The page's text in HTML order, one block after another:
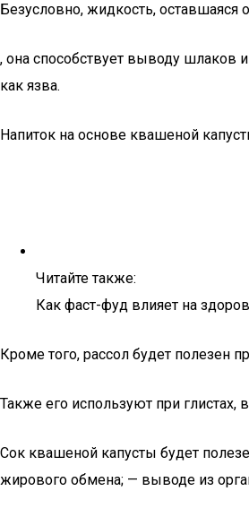
Безусловно, жидкость, оставшаяся
, она способствует выводу шлаков
как язва.
Напиток на основе квашеной
Читайте также:
Как фаст-фуд влияет на
Кроме того, рассол будет полезен
Также его используют при
Сок квашеной капусты будет
жирового обмена; — выводе из